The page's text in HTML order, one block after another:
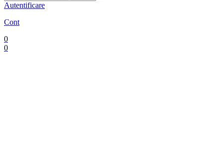
Autentificare
Cont
0
0